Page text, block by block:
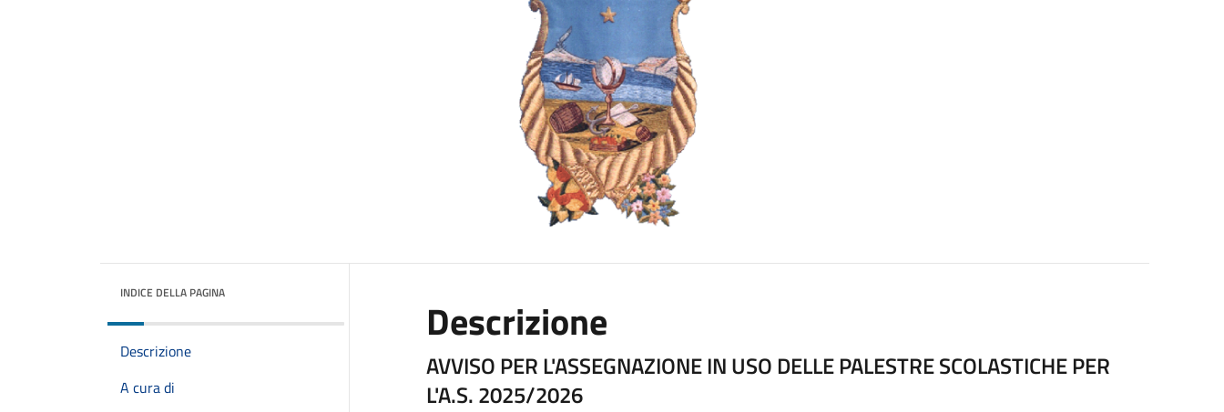
INDICE DELLA PAGINA
Descrizione
A cura di
Descrizione
AVVISO PER L'ASSEGNAZIONE IN USO DELLE PALESTRE SCOLASTICHE PER
L'A.S. 2025/2026